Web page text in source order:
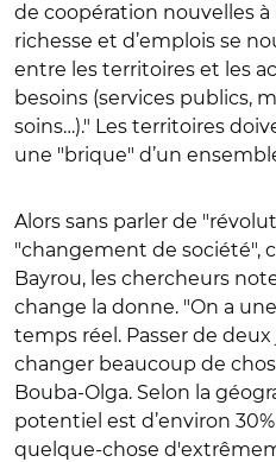
de coopération nouvelles
richesse et d’emplois se
entre les territoires et les
besoins (services publics,
soins…)." Les territoires
une "brique" d’un
Alors sans parler de
"changement de société",
Bayrou, les chercheurs
change la donne. "On a
temps réel. Passer de
changer beaucoup de
Bouba-Olga. Selon la
potentiel est d’environ 30%
quelque-chose